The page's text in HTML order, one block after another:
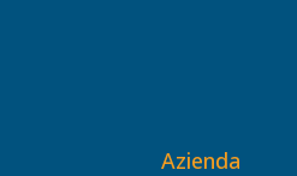
Azienda